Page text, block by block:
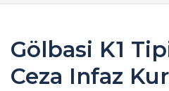
Gölbasi K1
Ceza Infaz